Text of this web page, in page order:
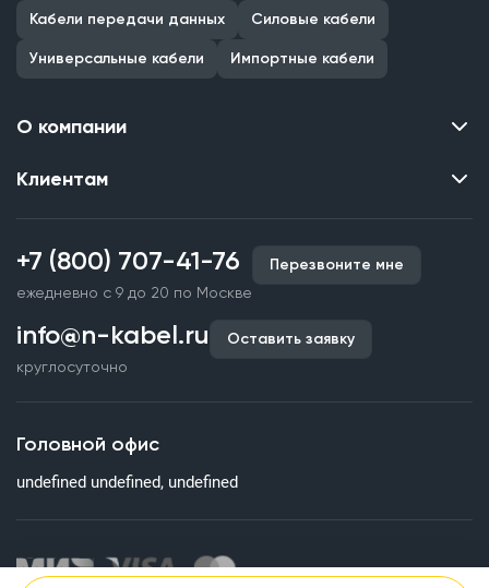
Кабели передачи данных Силовые кабели
Универсальные кабели Импортные кабели
О компании
Контакты
Наши объекты
Партнерство
Документы и реквизиты
Клиентам
Производство кабельной продукции
Срочное изготовление
Оплата и доставка
Гарантия качества
Статьи
Вопросы и ответы
+7 (800) 707-41-76
ежедневно с 9 до 20 по Москве
Перезвоните мне
info@n-kabel.ru
круглосуточно
Оставить заявку
Головной офис
undefined undefined, undefined